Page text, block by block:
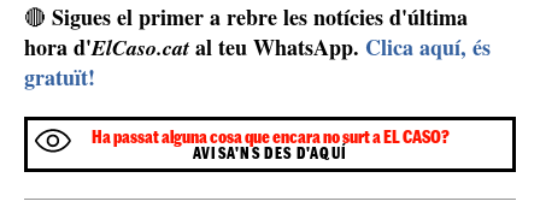
🔴 Sigues el primer a rebre les notícies d'última
hora d'ElCaso.cat al teu WhatsApp. Clica aquí, és
gratuït!
Ha passat alguna cosa que encara no surt a EL CASO?
AVISA'NS DES D'AQUÍ